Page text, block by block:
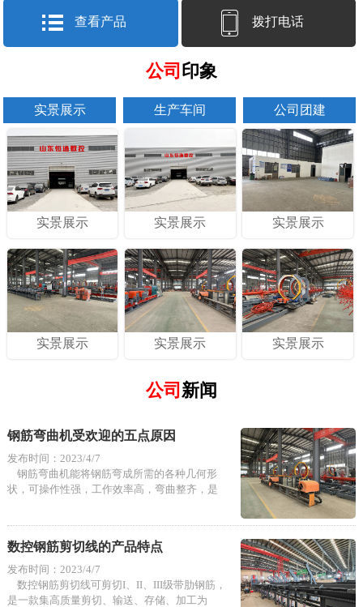
查看产品 拨打电话
公司 印象
实景展示 生产车间 公司团建
实景展示 实景展示 实景展示
实景展示 实景展示 实景展示
公司 新闻
钢筋弯曲机受欢迎的五点原因
发布时间：2023/4/7
钢筋弯曲机能将钢筋弯成所需的各种几何形
状，可操作性强，工作效率高，弯曲整齐，是
数控钢筋剪切线的产品特点
发布时间：2023/4/7
数控钢筋剪切线可剪切I、II、III级带肋钢筋，
是一款集高质量剪切、输送、存储、加工为